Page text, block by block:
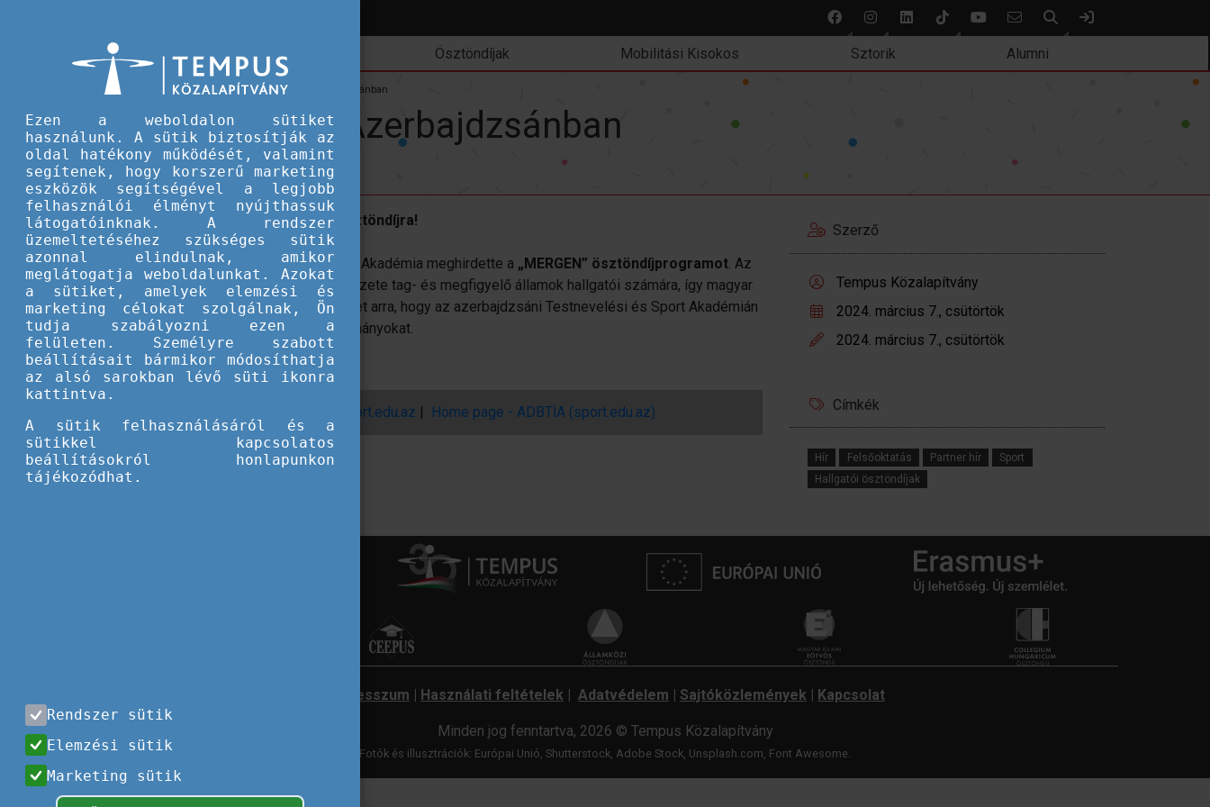
Keresés
Ösztöndíjak Mobilitási Kisokos Sztorik Alumni
Hallgatói ösztöndíjak Mesterképzés Azerbajdzsánban
Mesterképzés Azerbajdzsánban
Megnyílt a jelentkezés a MERGEN ösztöndíjra!
Az azerbajdzsáni Testnevelési és Sport Akadémia meghirdette a „MERGEN” ösztöndíjprogramot. Az
ösztöndíjprogram a Türk Államok Szervezete tag- és megfigyelő államok hallgatói számára, így magyar
hallgatók számára is biztosít lehetőséget arra, hogy az azerbajdzsáni Testnevelési és Sport Akadémián
folytathassanak mesterképzésen tanulmányokat.
Jelentkezési határidő: 2024. július 31.
international@sport.edu.az | Home page - ADBTİA (sport.edu.az)
Szerző
Tempus Közalapítvány
2024. március 7., csütörtök
2024. március 7., csütörtök
Címkék
Hír Felsőoktatás Partner hír
Sport
Hallgatói ösztöndíjak
Impresszum | Használati feltételek | Adatvédelem | Sajtóközlemények | Kapcsolat
Minden jog fenntartva, 2026 © Tempus Közalapítvány
Fotók és illusztrációk: Európai Unió, Shutterstock, Adobe Stock, Unsplash.com, Font Awesome.
Ezen a weboldalon sütiket
használunk. A sütik biztosítják az
oldal hatékony működését, valamint
segítenek, hogy korszerű marketing
eszközök segítségével a legjobb
felhasználói élményt nyújthassuk
látogatóinknak. A rendszer
üzemeltetéséhez szükséges sütik
azonnal elindulnak, amikor
meglátogatja weboldalunkat. Azokat
a sütiket, amelyek elemzési és
marketing célokat szolgálnak, Ön
tudja szabályozni ezen a
felületen. Személyre szabott
beállításait bármikor módosíthatja
az alsó sarokban lévő süti ikonra
kattintva.
A sütik felhasználásáról és a
sütikkel kapcsolatos
beállításokról honlapunkon
tájékozódhat.
Rendszer sütik
Elemzési sütik
Marketing sütik